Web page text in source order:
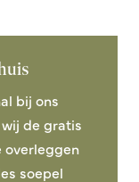
bij ons
de gratis
overleggen
soepel